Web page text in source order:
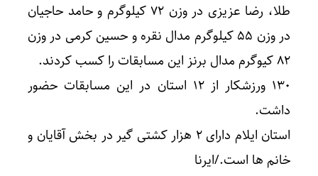
طلا، رضا عزیزی در وزن ۷۲ کیلوگرم و حامد حاجیان
در وزن ۵۵ کیلوگرم مدال نقره و حسین کرمی در وزن
۸۲ کیوگرم مدال برنز این مسابقات را کسب کردند.
130 ورزشکار از ۱۲ استان در این مسابقات حضور
داشت.
استان ایلام دارای ۲ هزار کشتی گیر در بخش آقایان و
خانم ها است./ایرنا